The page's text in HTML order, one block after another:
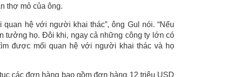
thợ mỏ của ông.
hệ với người khai thác”, ông Gul nói. “Nếu
tưởng họ. Đôi khi, ngay cả những công ty lớn có
được mối quan hệ với người khai thác và họ
các đơn hàng bao gồm đơn hàng 12 triệu USD